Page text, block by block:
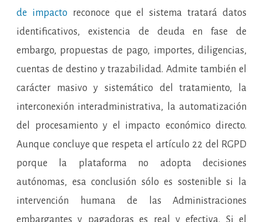
de impacto reconoce que el sistema tratará datos
identificativos, existencia de deuda en fase de
embargo, propuestas de pago, importes, diligencias,
cuentas de destino y trazabilidad. Admite también el
carácter masivo y sistemático del tratamiento, la
interconexión interadministrativa, la automatización
del procesamiento y el impacto económico directo.
Aunque concluye que respeta el artículo 22 del RGPD
porque la plataforma no adopta decisiones
autónomas, esa conclusión sólo es sostenible si la
intervención humana de las Administraciones
embargantes y pagadoras es real y efectiva. Si el